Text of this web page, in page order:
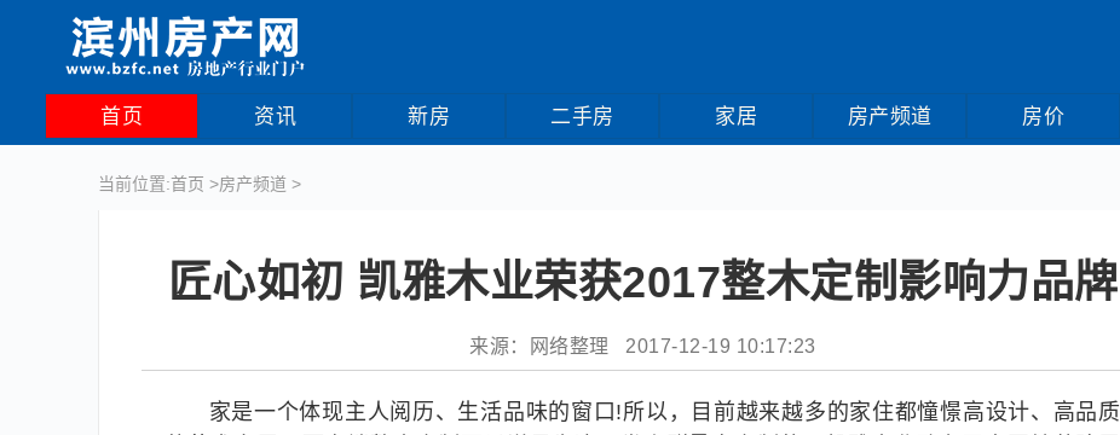
首页 资讯 新房 二手房 家居 房产频道 房价
当前位置:首页 >房产频道 >
匠心如初 凯雅木业荣获2017整木定制影响力品牌
来源：网络整理 2017-12-19 10:17:23
家是一个体现主人阅历、生活品味的窗口!所以，目前越来越多的家住都憧憬高设计、高品质